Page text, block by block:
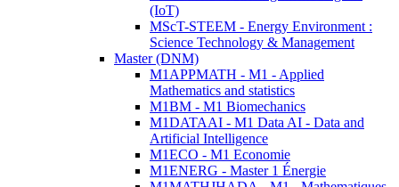
(IoT)
MScT-STEEM - Energy Environment :
Science Technology & Management
Master (DNM)
M1APPMATH - M1 - Applied
Mathematics and statistics
M1BM - M1 Biomechanics
M1DATAAI - M1 Data AI - Data and
Artificial Intelligence
M1ECO - M1 Economie
M1ENERG - Master 1 Énergie